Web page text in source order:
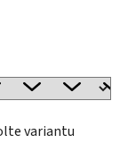
variantu